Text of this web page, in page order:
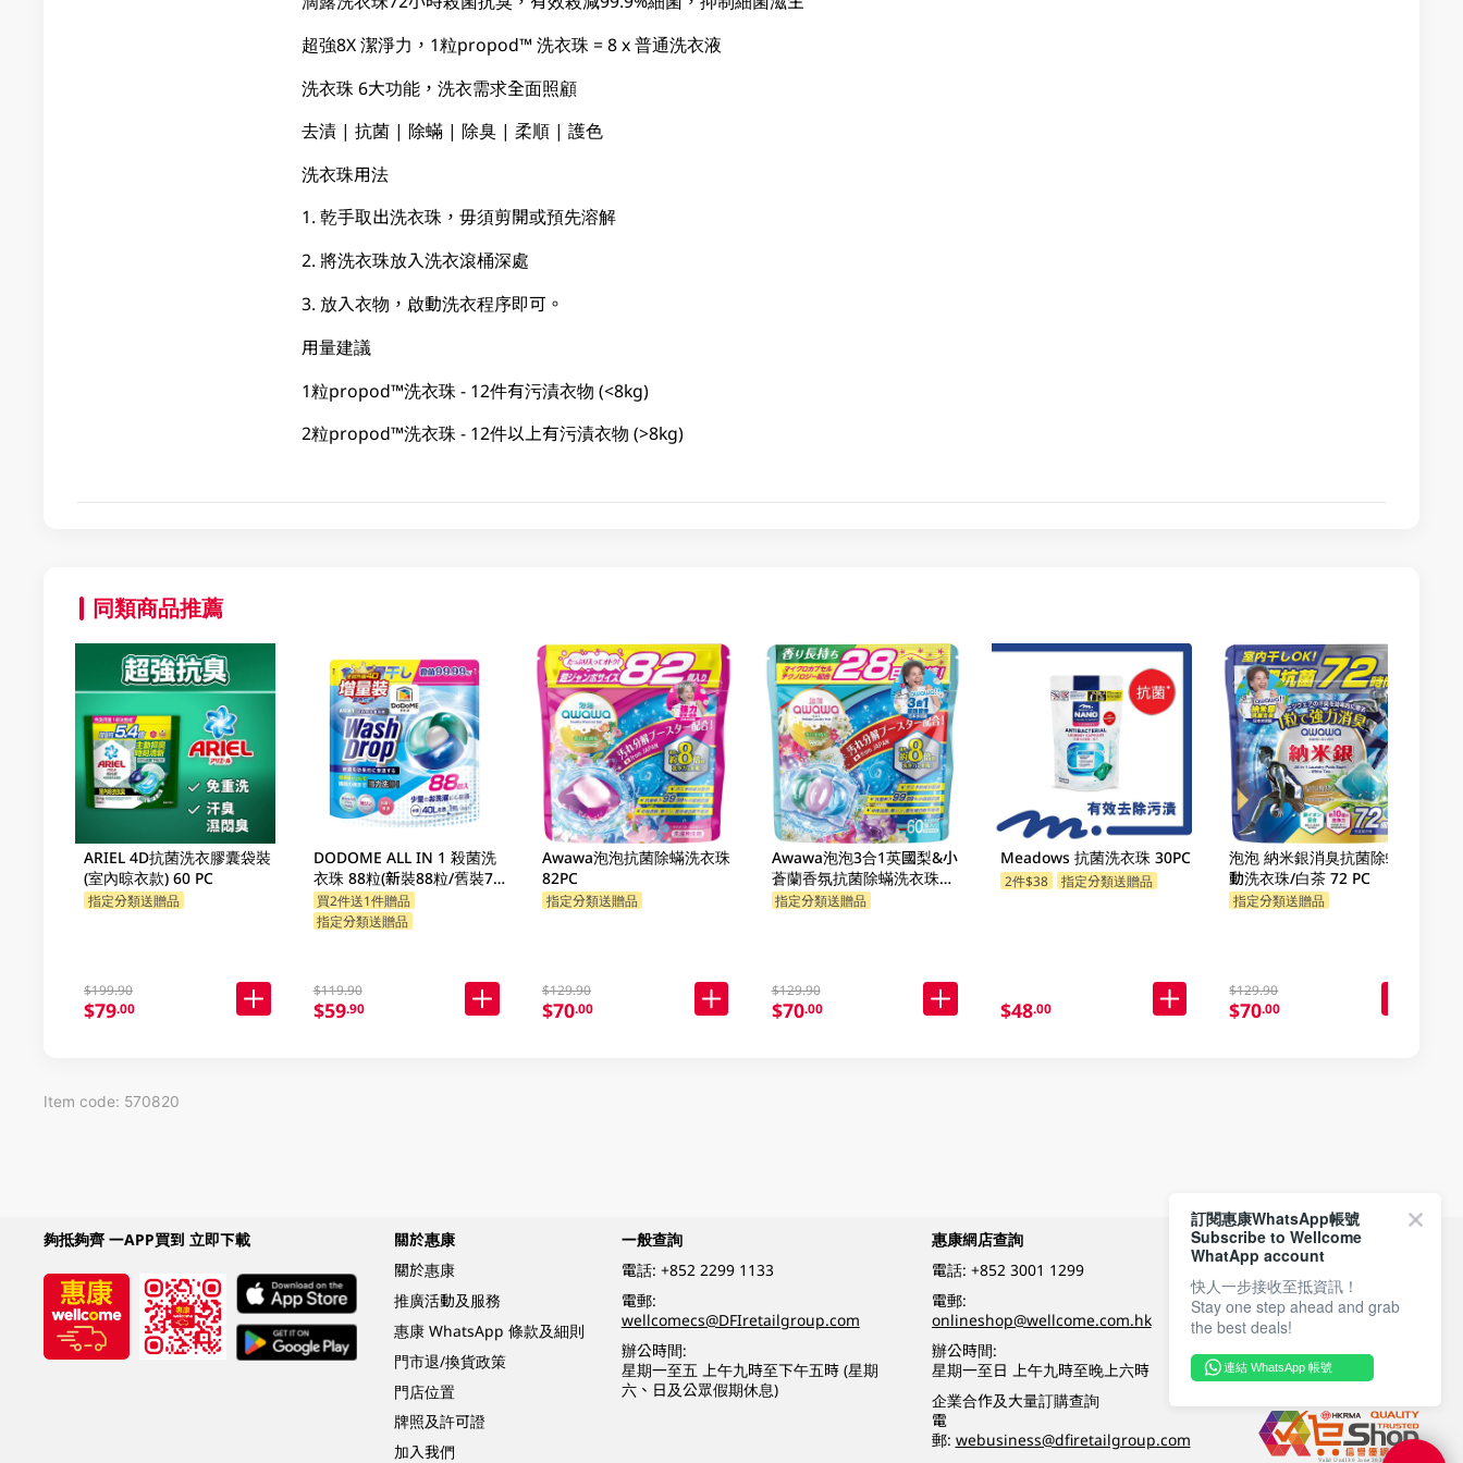
超強8X 潔淨力，1粒propod™ 洗衣珠 = 8 x 普通洗衣液
洗衣珠 6大功能，洗衣需求全面照顧
去漬 | 抗菌 | 除蟎 | 除臭 | 柔順 | 護色
洗衣珠用法
1. 乾手取出洗衣珠，毋須剪開或預先溶解
2. 將洗衣珠放入洗衣滾桶深處
3. 放入衣物，啟動洗衣程序即可。
用量建議
1粒propod™洗衣珠 - 12件有污漬衣物 (<8kg)
2粒propod™洗衣珠 - 12件以上有污漬衣物 (>8kg)
同類商品推薦
ARIEL 4D抗菌洗衣膠囊袋裝
(室內晾衣款) 60 PC
指定分類送贈品
$199.90
$79.00
DODOME ALL IN 1 殺菌洗
衣珠 88粒(新裝88粒/舊裝72
粒隨機發貨)
買2件送1件贈品
指定分類送贈品
$119.90
$59.90
Awawa泡泡抗菌除蟎洗衣珠
82PC
指定分類送贈品
$129.90
$70.00
Awawa泡泡3合1英國梨&小
蒼蘭香氛抗菌除蟎洗衣珠
60PC
指定分類送贈品
$129.90
$70.00
Meadows 抗菌洗衣珠 30PC
2件$38 指定分類送贈品
$48.00
泡泡 納米銀消臭抗菌除螨運
動洗衣珠/白茶 72 PC
指定分類送贈品
$129.90
$70.00
Item code: 570820
夠抵夠齊 一APP買到 立即下載
關於惠康
關於惠康
推廣活動及服務
惠康 WhatsApp 條款及細則
門市退/換貨政策
門店位置
牌照及許可證
加入我們
一般查詢
電話: +852 2299 1133
電郵:
wellcomecs@DFIretailgroup.com
辦公時間:
星期一至五 上午九時至下午五時 (星期
六、日及公眾假期休息)
惠康網店查詢
電話: +852 3001 1299
電郵:
onlineshop@wellcome.com.hk
辦公時間:
星期一至日 上午九時至晚上六時
企業合作及大量訂購查詢
電
郵: webusiness@dfiretailgroup.com
付款方式
關注我們
訂閱惠康WhatsApp帳號
Subscribe to Wellcome
WhatApp account
快人一步接收至抵資訊！
Stay one step ahead and grab
the best deals!
連結 WhatsApp 帳號